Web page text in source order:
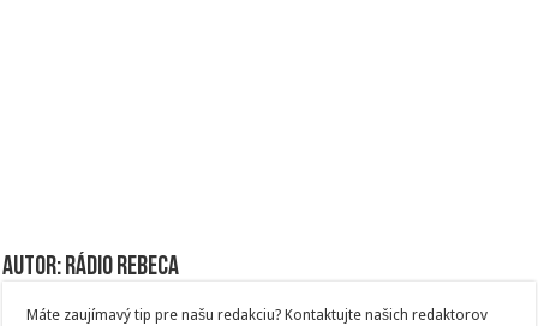
Autor: Rádio Rebeca
Máte zaujímavý tip pre našu redakciu? Kontaktujte našich redaktorov